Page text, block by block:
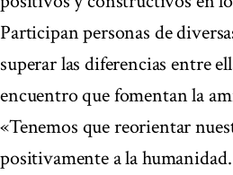
Participan personas de
superar las diferencias entre
encuentro que fomentan la
«Tenemos que reorientar
positivamente a la